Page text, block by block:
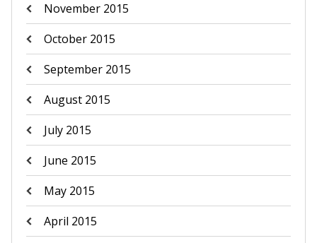
November 2015
October 2015
September 2015
August 2015
July 2015
June 2015
May 2015
April 2015